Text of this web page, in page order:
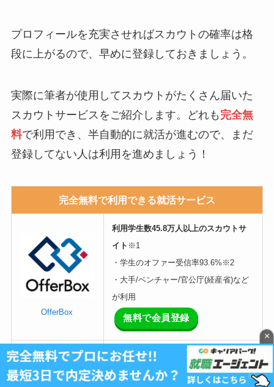
プロフィールを充実させればスカウトの確率は格
段に上がるので、早めに登録しておきましょう。
実際に筆者が使用してスカウトがたくさん届いた
スカウトサービスをご紹介します。どれも 完全無
料で利用でき、半自動的に就活が進むので、まだ
登録してない人は利用を進めましょう！
完全無料で利用できる就活サービス
OfferBox
利用学生数45.8万人以上のスカウトサ
イト ※1
・学生のオファー受信率93.6%※2
・大手/ベンチャー/官公庁(経産省)など
が利用
無料で会員登録
価値観重視で届くスカウトサイト
・1人当たり平均スカウト数38社
×